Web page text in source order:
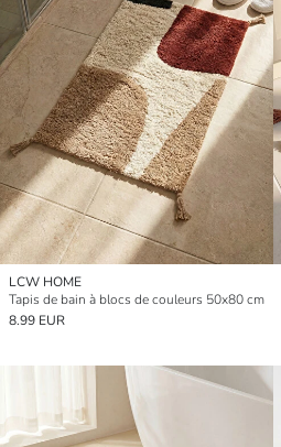
LCW HOME
Tapis de bain à blocs de couleurs 50x80 cm
8.99 EUR